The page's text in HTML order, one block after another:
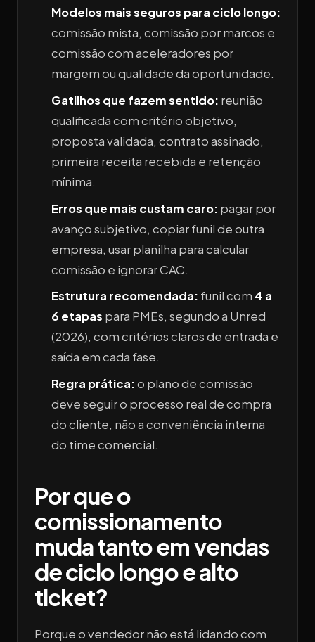
Modelos mais seguros para ciclo longo:
comissão mista, comissão por marcos e
comissão com aceleradores por
margem ou qualidade da oportunidade.
Gatilhos que fazem sentido: reunião
qualificada com critério objetivo,
proposta validada, contrato assinado,
primeira receita recebida e retenção
mínima.
Erros que mais custam caro: pagar por
avanço subjetivo, copiar funil de outra
empresa, usar planilha para calcular
comissão e ignorar CAC.
Estrutura recomendada: funil com 4 a
6 etapas para PMEs, segundo a Unred
(2026), com critérios claros de entrada e
saída em cada fase.
Regra prática:o plano de comissão
deve seguir o processo real de compra
do cliente, não a conveniência interna
do time comercial.
Por que o
comissionamento
muda tanto em vendas
de ciclo longo e alto
ticket?
Porque o vendedor não está lidando com